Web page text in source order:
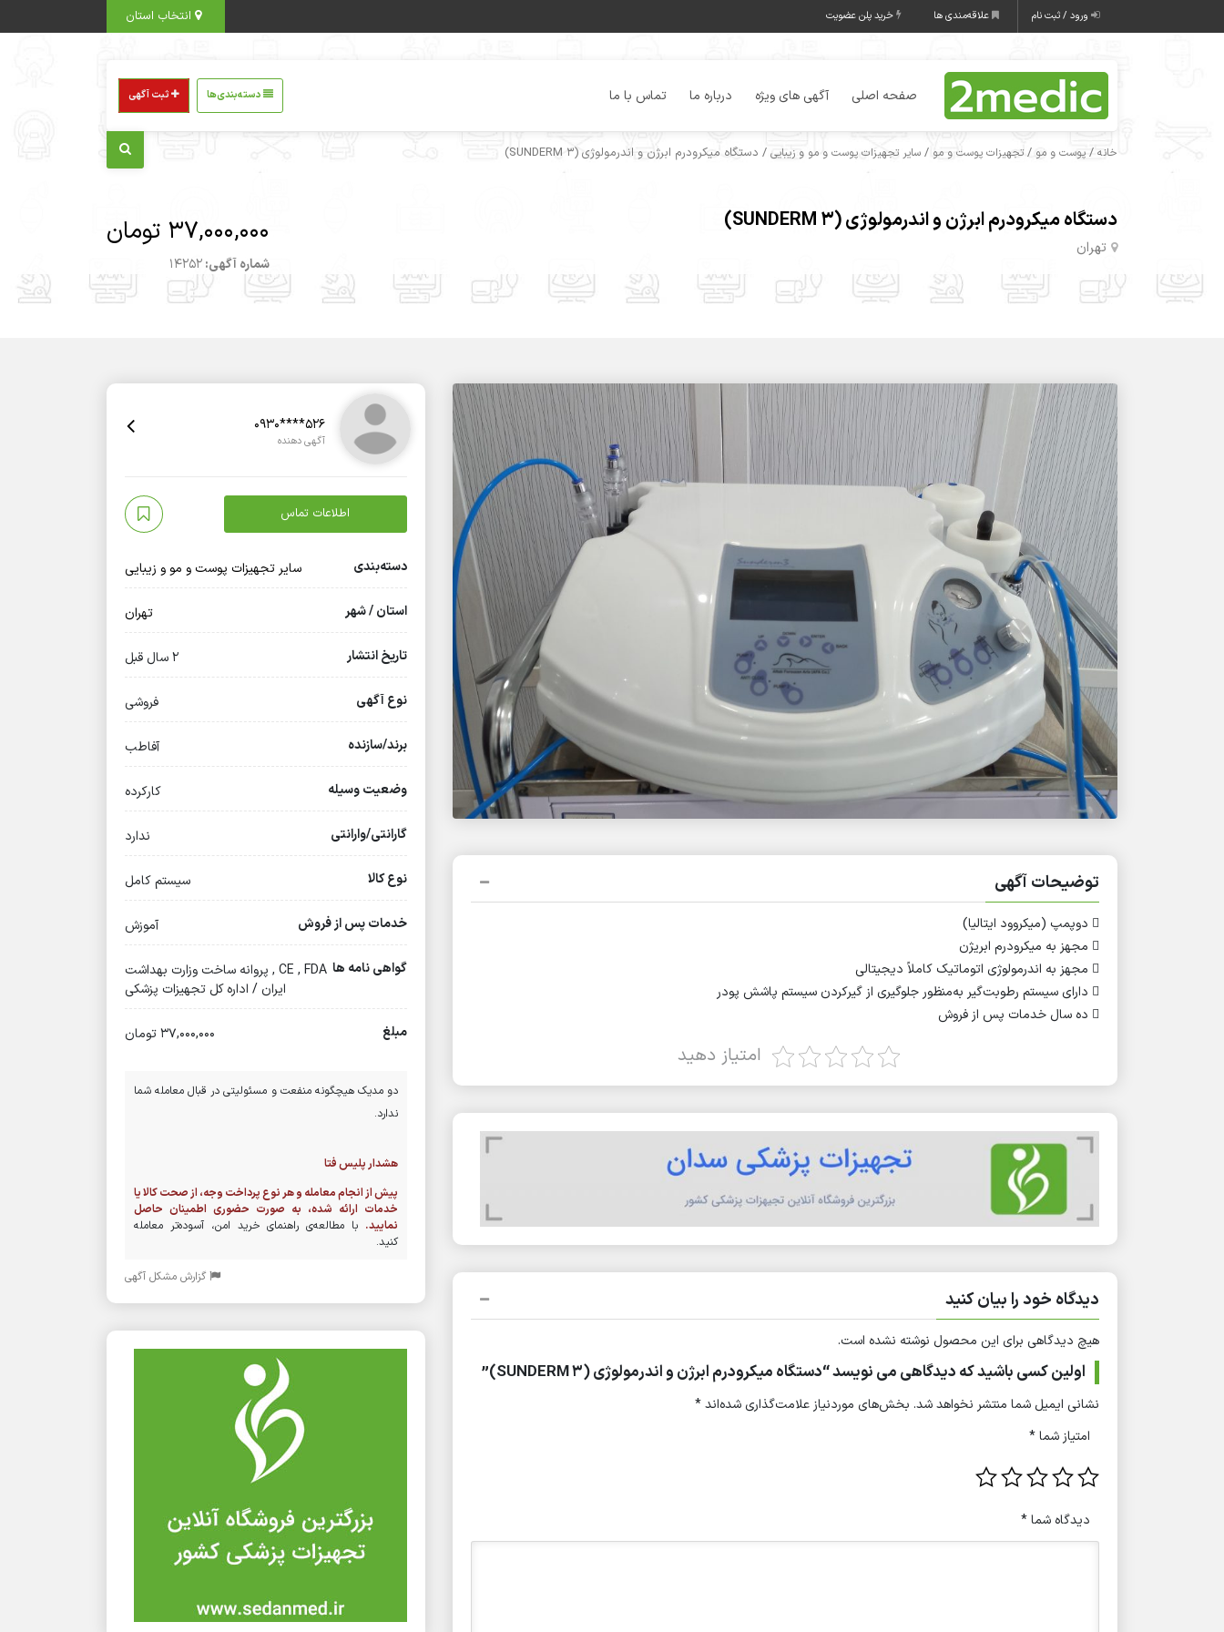
ورود / ثبت نام علاقه‌مندی ها خرید پلن عضویت
صفحه اصلی آگهی های ویژه درباره ما تماس با ما دسته‌بندی‌ها ثبت آگهی
خانه / پوست و مو /تجهیزات پوست و مو / سایر تجهیزات پوست و مو و زیبایی / دستگاه میکرودرم ابرژن و اندرمولوژی (SUNDERM 3)
دستگاه میکرودرم ابرژن و اندرمولوژی (SUNDERM 3)
تهران 37,000,000 تومان
شماره آگهی:14252
توضیحات آگهی
 دوپمپ (میکروود ایتالیا)
 مجهز به میکرودرم ابریژن
 مجهز به اندرمولوژی اتوماتیک کاملاً دیجیتالی
 دارای سیستم رطوبت‌گیر به‌منظور جلوگیری از گیرکردن سیستم پاشش پودر
 ده سال خدمات پس از فروش
امتیاز دهید
دیدگاه خود را بیان کنید
هیچ دیدگاهی برای این محصول نوشته نشده است.
اولین کسی باشید که دیدگاهی می نویسد “دستگاه میکرودرم ابرژن و اندرمولوژی (SUNDERM 3)”
نشانی ایمیل شما منتشر نخواهد شد. بخش‌های موردنیاز علامت‌گذاری شده‌اند*
امتیاز شما*
دیدگاه شما*
0930****526
آگهی دهنده
اطلاعات تماس
دسته‌بندی سایر تجهیزات پوست و مو و زیبایی
استان / شهر تهران
تاریخ انتشار 2 سال قبل
نوع آگهی فروشی
برند/سازنده آفاطب
وضعیت وسیله کارکرده
گارانتی/وارانتی ندارد
نوع کالا سیستم کامل
خدمات پس از فروش آموزش
گواهی نامه ها
CE , FDA , پروانه ساخت وزارت بهداشت
ایران / اداره کل تجهیزات پزشکی
مبلغ 37,000,000 تومان
دو مدیک هیچگونه منفعت و مسئولیتی در قبال معامله شما
ندارد.
هشدار پلیس فتا
پیش از انجام معامله و هر نوع پرداخت وجه، از صحت کالا یا
خدمات ارائه شده، به صورت حضوری اطمینان حاصل
نمایید. با مطالعه‌ی راهنمای خرید امن، آسوده‌تر معامله
کنید.
گزارش مشکل آگهی